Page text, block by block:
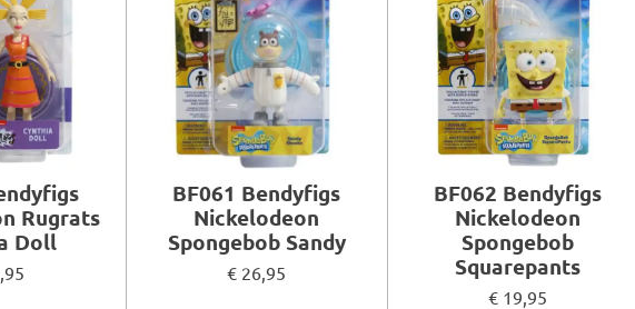
Rugrats
Doll
BF061 Bendyfigs
Nickelodeon
Spongebob Sandy
€ 26,95
BF062 Bendyfigs
Nickelodeon
Spongebob
Squarepants
€ 19,95